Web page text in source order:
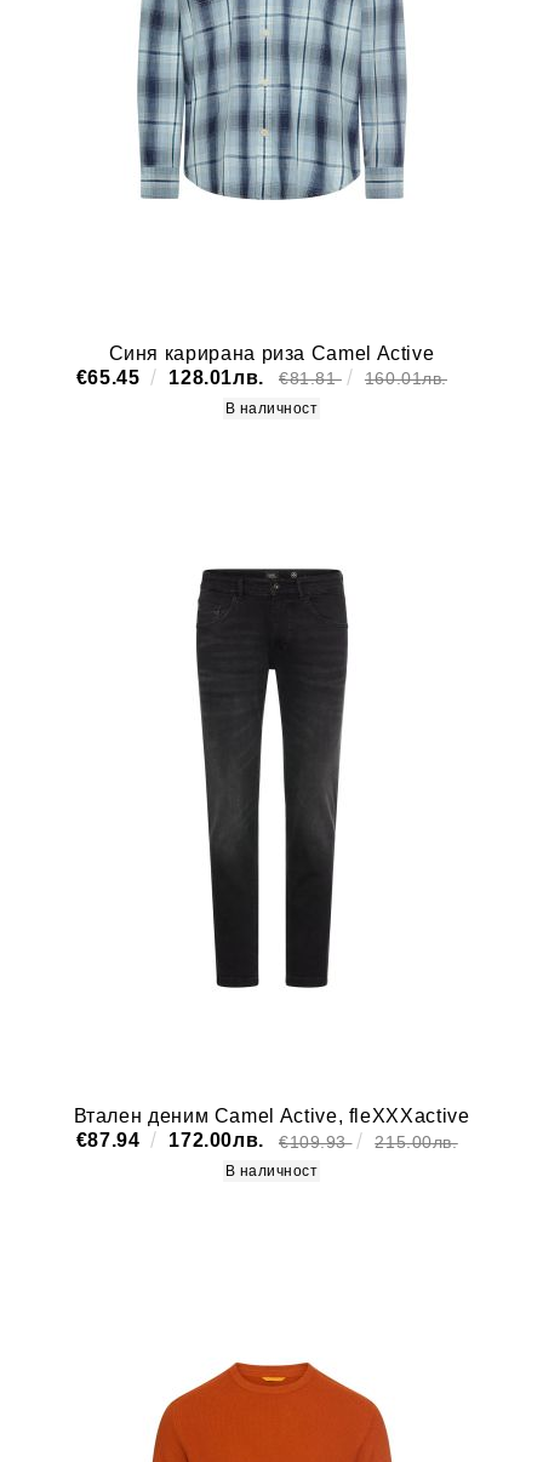
Синя карирана риза Camel Active
€65.45
128.01лв. €81.81 160.01лв.
В наличност
Втален деним Camel Active, fleXXXactive
€87.94
172.00лв. €109.93 215.00лв.
В наличност